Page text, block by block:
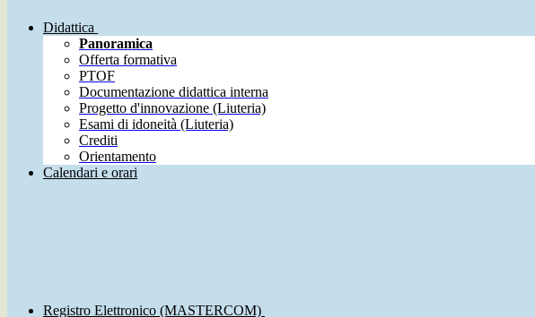
Didattica
Panoramica
Offerta formativa
PTOF
Documentazione didattica interna
Progetto d'innovazione (Liuteria)
Esami di idoneità (Liuteria)
Crediti
Orientamento
Calendari e orari
Registro Elettronico (MASTERCOM)